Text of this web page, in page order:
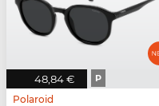
48,84 € P
Polaroid